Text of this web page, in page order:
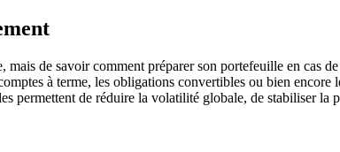
mais de savoir comment préparer son portefeuille en cas
à terme, les obligations convertibles ou bien
permettent de réduire la volatilité globale, de stabiliser